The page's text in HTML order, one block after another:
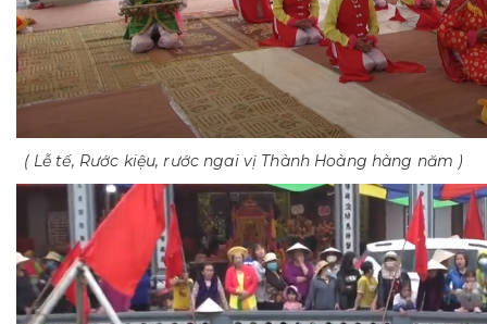
( Lễ tế, Rước kiệu, rước ngai vị Thành Hoàng hàng năm )